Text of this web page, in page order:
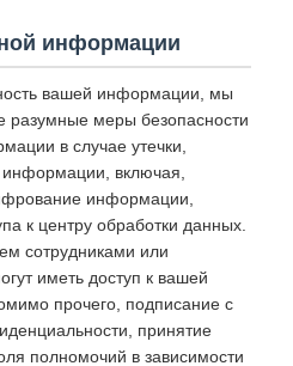
информации
вашей информации, мы
разумные меры безопасности
в случае утечки,
включая,
информации,
к центру обработки данных.
сотрудниками или
иметь доступ к вашей
прочего, подписание с
принятие
полномочий в зависимости